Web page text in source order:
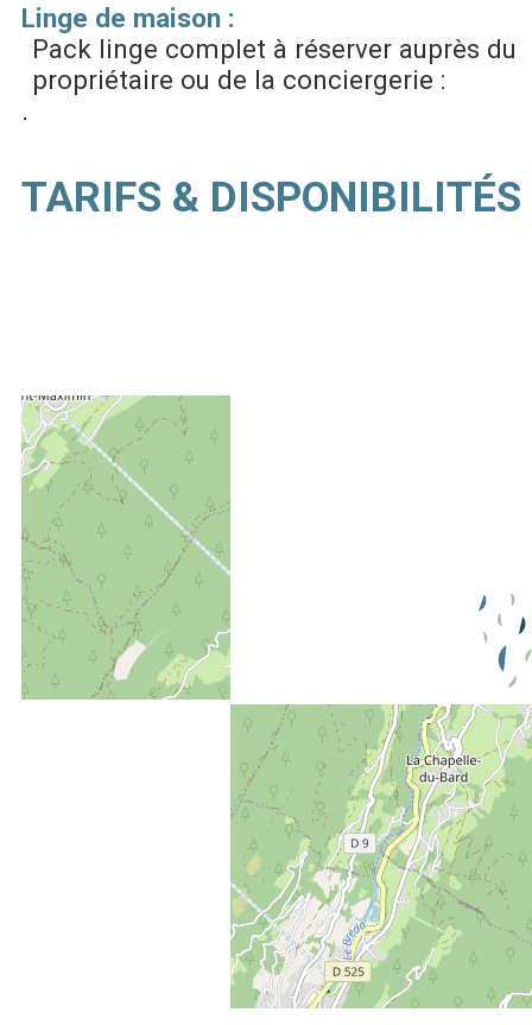
Linge de maison :
Pack linge complet à réserver auprès du
propriétaire ou de la conciergerie :
TARIFS & DISPONIBILITÉS